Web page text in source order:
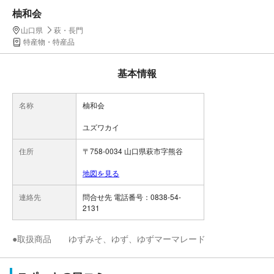
柚和会
山口県
萩・長門
特産物・特産品
基本情報
名称 柚和会
ユズワカイ
住所 〒758-0034 山口県萩市字熊谷
地図を見る
連絡先
問合せ先 電話番号：0838-54-
2131
●取扱商品 ゆずみそ、ゆず、ゆずマーマレード